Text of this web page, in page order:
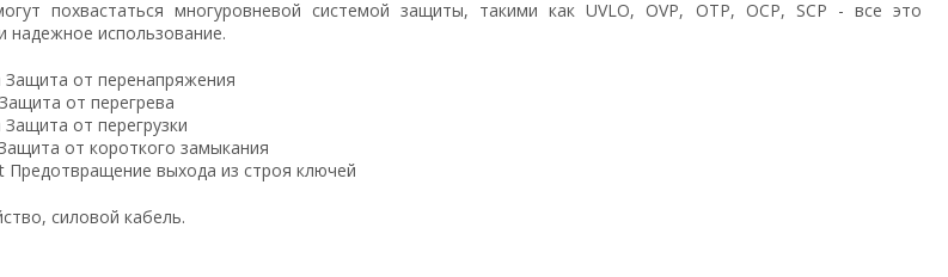
похвастаться многуровневой системой защиты, такими как UVLO, OVP, OTP, OCP, SCP - все это
надежное использование.
от перенапряжения
от перегрева
от перегрузки
от короткого замыкания
Предотвращение выхода из строя ключей
силовой кабель.